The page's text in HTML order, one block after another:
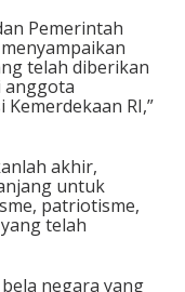
Pemerintah
telah diberikan
anggota
RI,”
akhir,
untuk
patriotisme,
telah
negara yang